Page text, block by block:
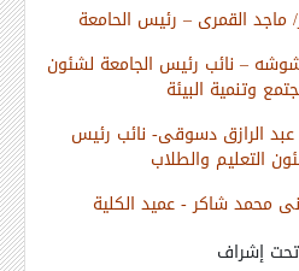
ماجد القمرى – رئيس الحامعة
شوشه – نائب رئيس الجامعة لشئون
وتنمية البيئة
عبد الرازق دسوقى- نائب رئيس
التعليم والطلاب
محمد شاكر - عميد الكلية
تحت إشراف